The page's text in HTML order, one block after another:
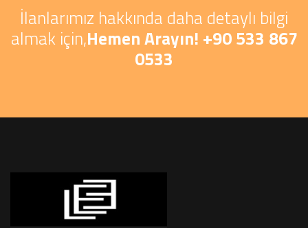
İlanlarımız hakkında daha detaylı bilgi
almak için,Hemen Arayın! +90 533 867
0533